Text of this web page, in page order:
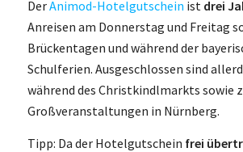
DerAnimod-Hotelgutschein ist drei
Anreisen am Donnerstag und Freitag
Brückentagen und während der
Schulferien. Ausgeschlossen sind
während des Christkindlmarkts sowie
Großveranstaltungen in Nürnberg.
Tipp: Da der Hotelgutschein frei